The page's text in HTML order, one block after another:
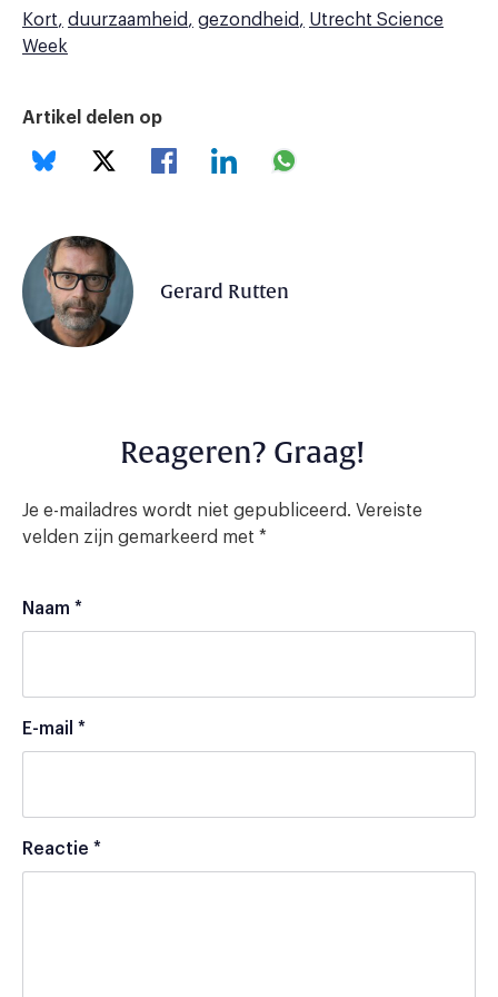
Kort
duurzaamheid gezondheid
Utrecht Science
Week
Artikel delen op
Gerard Rutten
Reageren? Graag!
Je e-mailadres wordt niet gepubliceerd. Vereiste
velden zijn gemarkeerd met *
Naam *
E-mail *
Reactie *